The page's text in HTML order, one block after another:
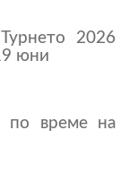
2026
юни
по време на